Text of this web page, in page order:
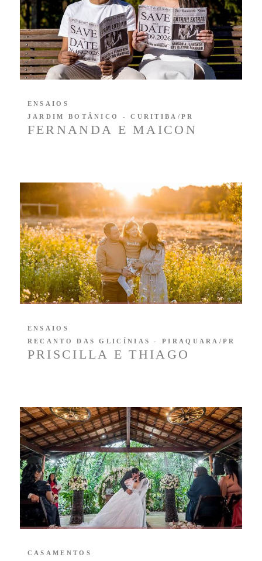
FERNANDA E MAICON
ENSAIOS
JARDIM BOTÂNICO - CURITIBA/PR
PRISCILLA E THIAGO
ENSAIOS
RECANTO DAS GLICÍNIAS - PIRAQUARA/PR
CASAMENTOS